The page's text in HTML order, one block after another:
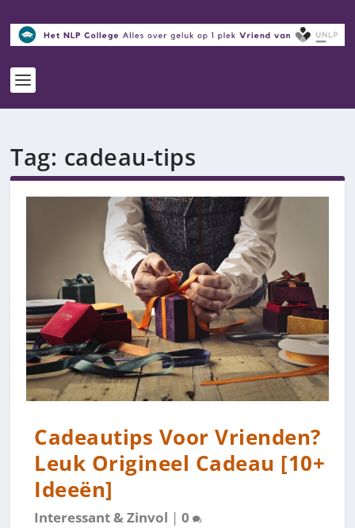
Tag: cadeau-tips
Cadeautips Voor Vrienden?
Leuk Origineel Cadeau [10+
Ideeën]
Interessant & Zinvol |0